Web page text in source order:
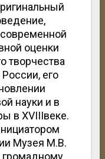
оценки
творчества
его
науки и в
в XVIIIвеке.
Музея М.В.
громадному